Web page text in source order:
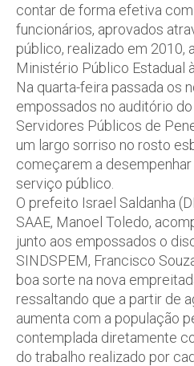
contar de forma efetiva
funcionários, aprovados
público, realizado em 2010,
Ministério Público Estadual
Na quarta-feira passada os
empossados no auditório
Servidores Públicos de
um largo sorriso no rosto
começarem a
serviço público.
O prefeito Israel Saldanha
SAAE, Manoel Toledo,
junto aos empossados o
SINDSPEM, Francisco
boa sorte na nova
ressaltando que a partir de
aumenta com a população
contemplada diretamente
do trabalho realizado por